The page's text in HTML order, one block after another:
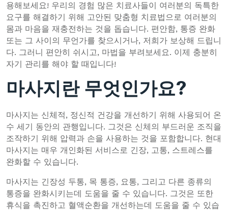
용해보세요! 우리의 경험 많은 치료사들이 여러분의 독특한
요구를 해결하기 위해 고안된 맞춤형 치료법으로 여러분의
몸과 마음을 재충전하는 것을 돕습니다. 편안함, 통증 완화
또는 그 사이의 무언가를 찾으시거나, 저희가 보상해 드립니
다. 그러니 편안히 쉬시고, 마법을 부려보세요. 이제 충분히
자기 관리를 해야 할 때입니다!
마사지란 무엇인가요?
마사지는 신체적, 정신적 건강을 개선하기 위해 사용되어 온
수 세기 동안의 관행입니다. 그것은 신체의 부드러운 조직을
조작하기 위해 압력과 손을 사용하는 것을 포함합니다. 현대
마사지는 매우 개인화된 서비스로 긴장, 고통, 스트레스를
완화할 수 있습니다.
마사지는 긴장성 두통, 목 통증, 요통, 그리고 다른 종류의
통증을 완화시키는데 도움을 줄 수 있습니다. 그것은 또한
휴식을 촉진하고 혈액순환을 개선하는데 도움을 줄 수 있습